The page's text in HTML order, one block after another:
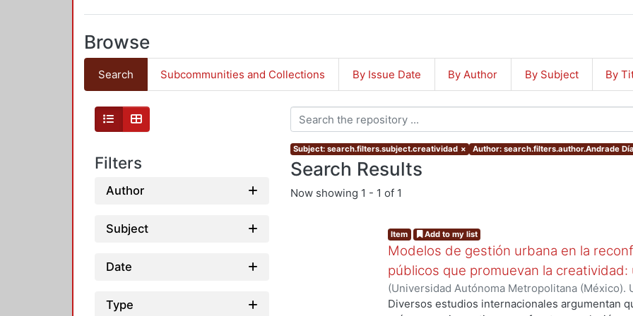
Browse
Search Subcommunities and Collections By Issue Date By Author By Subject By
Filters
Author
Subject
Date
Type
Subject: search.filters.subject.creatividad × Author: search.filters.author.Andrade
Search Results
Now showing 1 - 1 of 1
Item Add to my list
Modelos de gestión urbana en la
públicos que promuevan la
(Universidad Autónoma Metropolitana (México).
Ciencias y Artes para el Diseño.,2016)Andrade
Diversos estudios internacionales argumentan